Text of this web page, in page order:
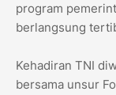
program
berlangsung
Kehadiran TNI
bersama unsur